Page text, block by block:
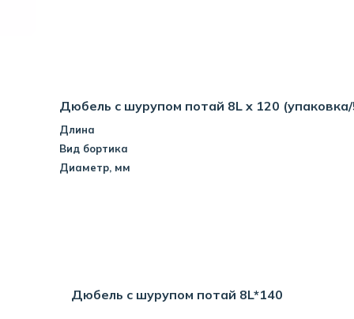
Дюбель с шурупом потай 8L x 120
Длина
Вид бортика
Диаметр, мм
Дюбель с шурупом потай 8L*140